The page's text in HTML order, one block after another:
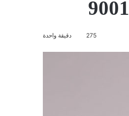
275 دقيقة واحدة